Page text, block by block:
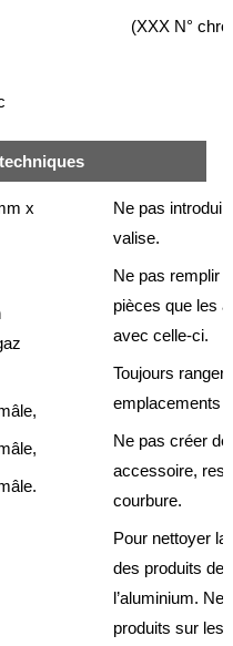
(XXX N°
x
Ne pas
valise.
Ne pas remplir
pièces que les
avec celle-ci.
Toujours
emplacements
Ne pas créer
accessoire,
courbure.
Pour nettoyer la
des produits de
l’aluminium.
produits sur les